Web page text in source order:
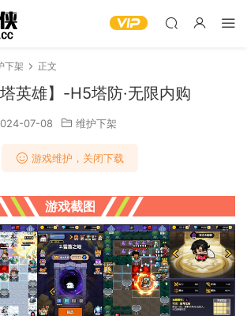
下架 正文
英雄】-H5塔防·无限内购
07-08 维护下架
游戏维护，关闭下载
游戏截图